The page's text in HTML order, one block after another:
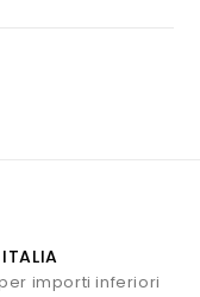
importi inferiori